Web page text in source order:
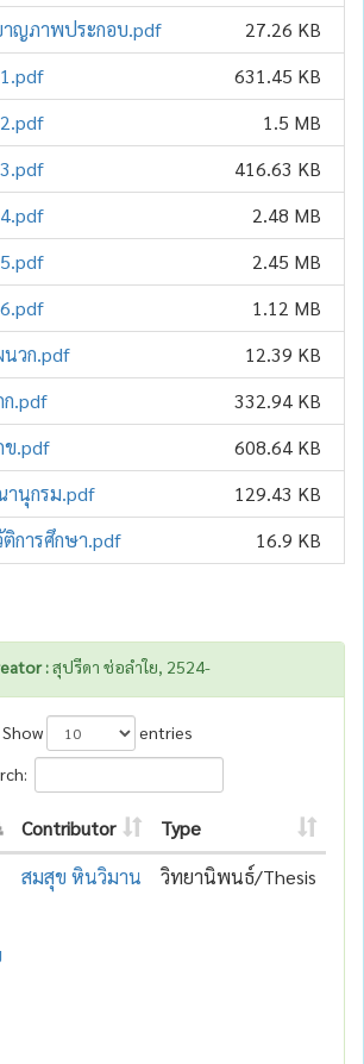
าญภาพประกอบ.pdf
27.26 KB
631.45 KB
1.5 MB
416.63 KB
2.48 MB
2.45 MB
1.12 MB
นวก.pdf
12.39 KB
ก.pdf
332.94 KB
ข.pdf
608.64 KB
านุกรม.pdf
129.43 KB
การศึกษา.pdf 16.9 KB
:สุปรีดา ช่อลำใย, 2524-
Show
entries
Contributor
Type
สมสุข หินวิมาน วิทยานิพนธ์/Thesis